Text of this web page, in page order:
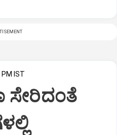
PM IST
ಸೇರಿದಂತೆ